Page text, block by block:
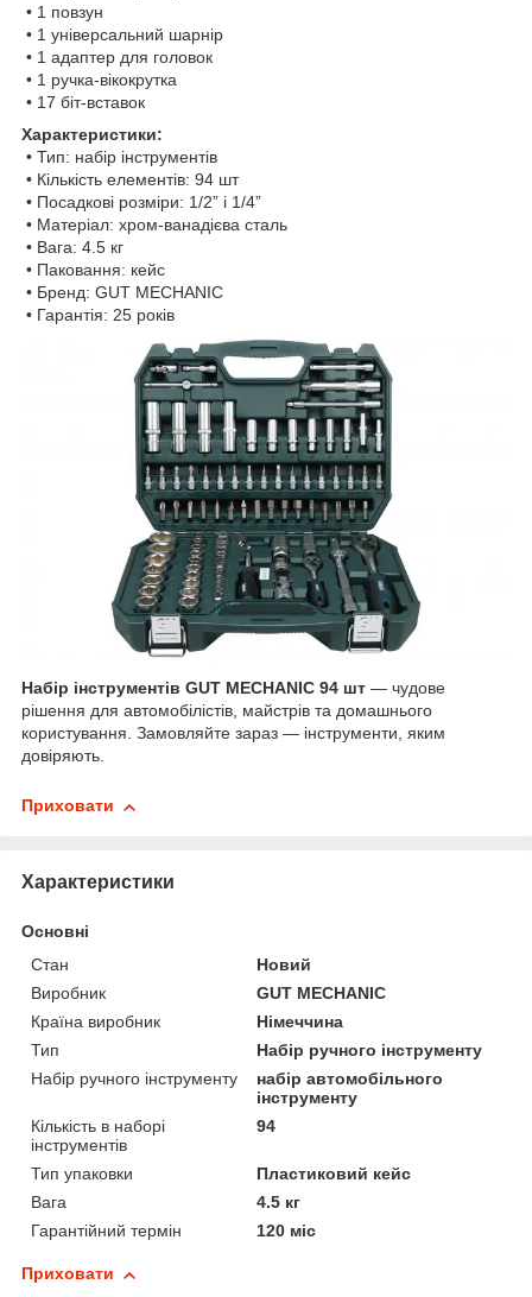
• 1 повзун
• 1 універсальний шарнір
• 1 адаптер для головок
• 1 ручка-вікокрутка
• 17 біт-вставок
Характеристики:
• Тип: набір інструментів
• Кількість елементів: 94 шт
• Посадкові розміри: 1/2” і 1/4”
• Матеріал: хром-ванадієва сталь
• Вага: 4.5 кг
• Паковання: кейс
• Бренд: GUT MECHANIC
• Гарантія: 25 років
Набір інструментів GUT MECHANIC 94 шт — чудове
рішення для автомобілістів, майстрів та домашнього
користування. Замовляйте зараз — інструменти, яким
довіряють.
Приховати
Характеристики
Основні
Стан
Новий
Виробник
GUT MECHANIC
Країна виробник
Німеччина
Тип
Набір ручного інструменту
Набір ручного інструменту
набір автомобільного
інструменту
Кількість в наборі
інструментів
94
Тип упаковки
Пластиковий кейс
Вага
4.5 кг
Гарантійний термін
120 міс
Приховати